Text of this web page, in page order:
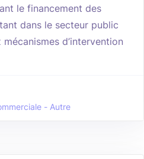
le financement des
dans le secteur public
d’intervention
- Autre